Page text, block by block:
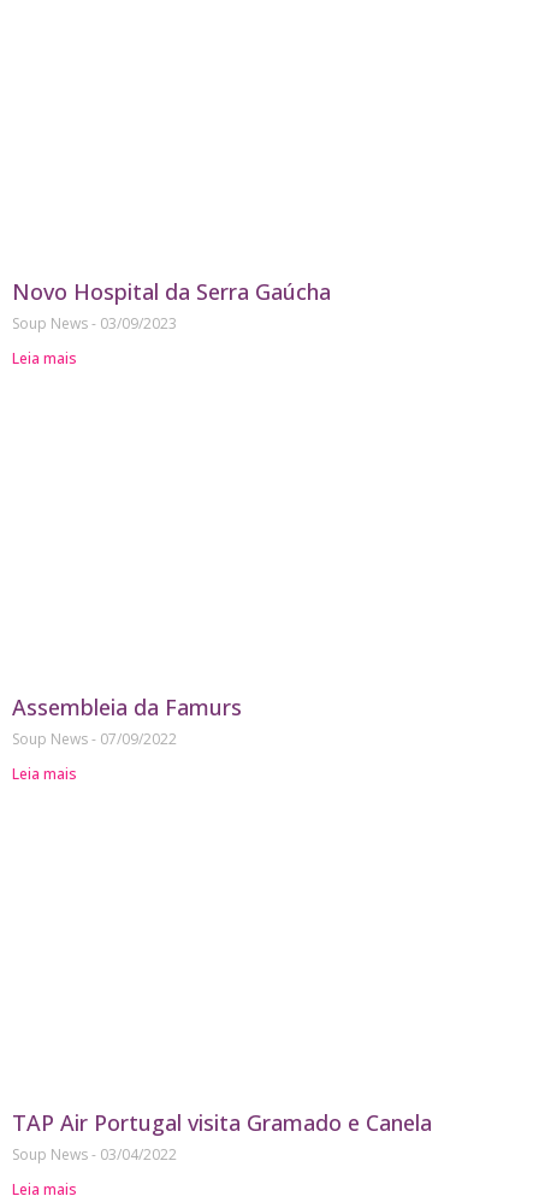
Novo Hospital da Serra Gaúcha
Soup News
03/09/2023
Leia mais
Assembleia da Famurs
Soup News
07/09/2022
Leia mais
TAP Air Portugal visita Gramado e Canela
Soup News
03/04/2022
Leia mais